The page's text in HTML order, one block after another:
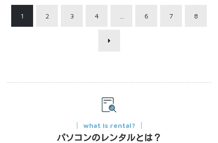
1 2 3 4 6 7 8
what is rental?
パソコンのレンタルとは？